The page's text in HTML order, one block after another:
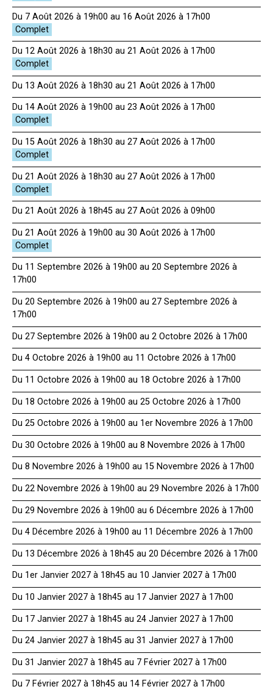
Du 7 Août 2026 à 19h00 au 16 Août 2026 à 17h00
Du 12 Août 2026 à 18h30 au 21 Août 2026 à 17h00
Du 13 Août 2026 à 18h30 au 21 Août 2026 à 17h00
Du 14 Août 2026 à 19h00 au 23 Août 2026 à 17h00
Du 15 Août 2026 à 18h30 au 27 Août 2026 à 17h00
Du 21 Août 2026 à 18h30 au 27 Août 2026 à 17h00
Du 21 Août 2026 à 18h45 au 27 Août 2026 à 09h00
Du 21 Août 2026 à 19h00 au 30 Août 2026 à 17h00
Du 11 Septembre 2026 à 19h00 au 20 Septembre 2026 à
17h00
Du 20 Septembre 2026 à 19h00 au 27 Septembre 2026 à
17h00
Du 27 Septembre 2026 à 19h00 au 2 Octobre 2026 à 17h00
Du 4 Octobre 2026 à 19h00 au 11 Octobre 2026 à 17h00
Du 11 Octobre 2026 à 19h00 au 18 Octobre 2026 à 17h00
Du 18 Octobre 2026 à 19h00 au 25 Octobre 2026 à 17h00
Du 25 Octobre 2026 à 19h00 au 1er Novembre 2026 à 17h00
Du 30 Octobre 2026 à 19h00 au 8 Novembre 2026 à 17h00
Du 8 Novembre 2026 à 19h00 au 15 Novembre 2026 à 17h00
Du 22 Novembre 2026 à 19h00 au 29 Novembre 2026 à 17h00
Du 29 Novembre 2026 à 19h00 au 6 Décembre 2026 à 17h00
Du 4 Décembre 2026 à 19h00 au 11 Décembre 2026 à 17h00
Du 13 Décembre 2026 à 18h45 au 20 Décembre 2026 à 17h00
Du 1er Janvier 2027 à 18h45 au 10 Janvier 2027 à 17h00
Du 10 Janvier 2027 à 18h45 au 17 Janvier 2027 à 17h00
Du 17 Janvier 2027 à 18h45 au 24 Janvier 2027 à 17h00
Du 24 Janvier 2027 à 18h45 au 31 Janvier 2027 à 17h00
Du 31 Janvier 2027 à 18h45 au 7 Février 2027 à 17h00
Du 7 Février 2027 à 18h45 au 14 Février 2027 à 17h00